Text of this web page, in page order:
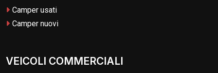
Camper usati
Camper nuovi
VEICOLI COMMERCIALI